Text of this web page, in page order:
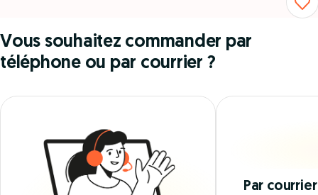
Vous souhaitez commander par
téléphone ou par courrier ?
Par courrier